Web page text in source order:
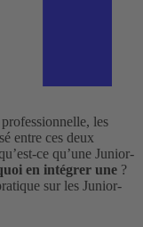
les
entre ces deux
ce qu’une Junior-
en intégrer une ?
sur les Junior-